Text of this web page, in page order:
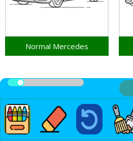
Normal Mercedes